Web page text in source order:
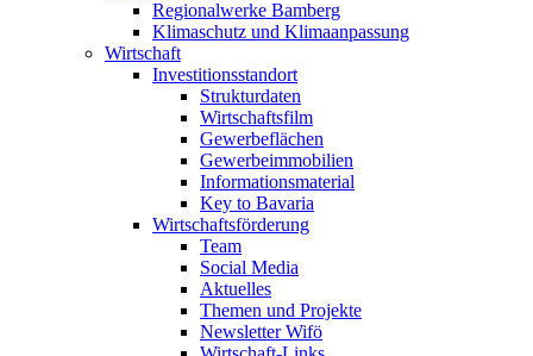
Regionalwerke Bamberg
Klimaschutz und Klimaanpassung
Wirtschaft
Investitionsstandort
Strukturdaten
Wirtschaftsfilm
Gewerbeflächen
Gewerbeimmobilien
Informationsmaterial
Key to Bavaria
Wirtschaftsförderung
Team
Social Media
Aktuelles
Themen und Projekte
Newsletter Wifö